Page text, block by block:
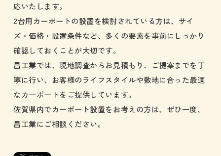
応いたします。
2台用カーポートの設置を検討されている方は、サイ
ズ・価格・設置条件など、多くの要素を事前にしっかり
確認しておくことが大切です。
昌工業では、現地調査からお見積もり、ご提案までを丁
寧に行い、お客様のライフスタイルや敷地に合った最適
なカーポートをご提供しています。
佐賀県内でカーポート設置をお考えの方は、ぜひ一度、
昌工業にご相談ください。